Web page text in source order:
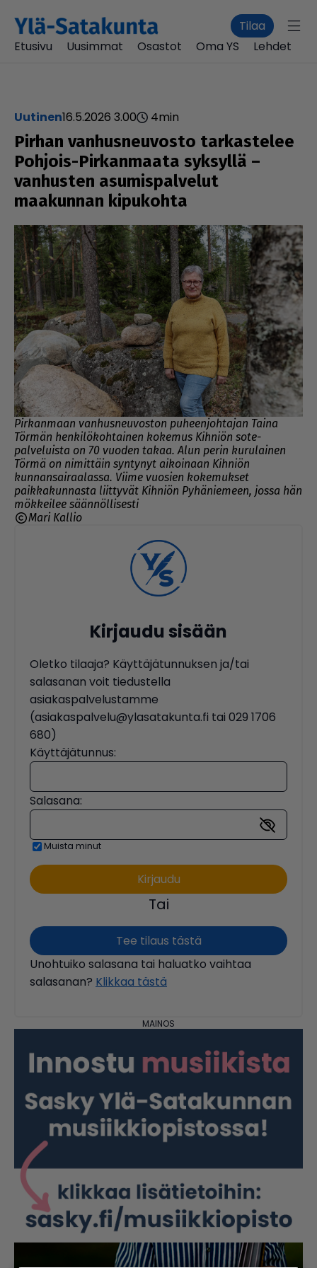
Tilaa
Etusivu
Uusimmat Osastot Oma YS Lehdet
uutinen16.5.2026 3.00 4min
Pirhan van­hus­neu­vosto tar­kas­te­lee
Pohjois-Pir­kan­maata syksyllä –
vanhusten asu­mis­pal­ve­lut
maakunnan kipukohta
Pirkanmaan vanhusneuvoston puheenjohtajan Taina
Törmän henkilökohtainen kokemus Kihniön sote-
palveluista on 70 vuoden takaa. Alun perin kurulainen
Törmä on nimittäin syntynyt aikoinaan Kihniön
kunnansairaalassa. Viime vuosien kokemukset
paikkakunnasta liittyvät Kihniön Pyhäniemeen, jossa hän
mökkeilee säännöllisesti
Mari Kallio
Kirjaudu sisään
Oletko tilaaja? Käyttäjätunnuksen ja/tai
salasanan voit tiedustella
asiakaspalvelustamme
(asiakaspalvelu@ylasatakunta.fi tai 029 1706
680)
Käyttäjätunnus:
Salasana:
Muista minut
Tai
Tee tilaus tästä
Unohtuiko salasana tai haluatko vaihtaa
salasanan? Klikkaa tästä